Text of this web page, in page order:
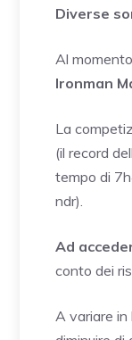
Diverse
Al
Ironman
La
(il record
tempo di
ndr).
Ad
conto dei
A variare in